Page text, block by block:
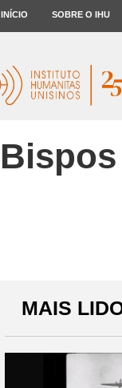
INÍCIO SOBRE O IHU
MAIS